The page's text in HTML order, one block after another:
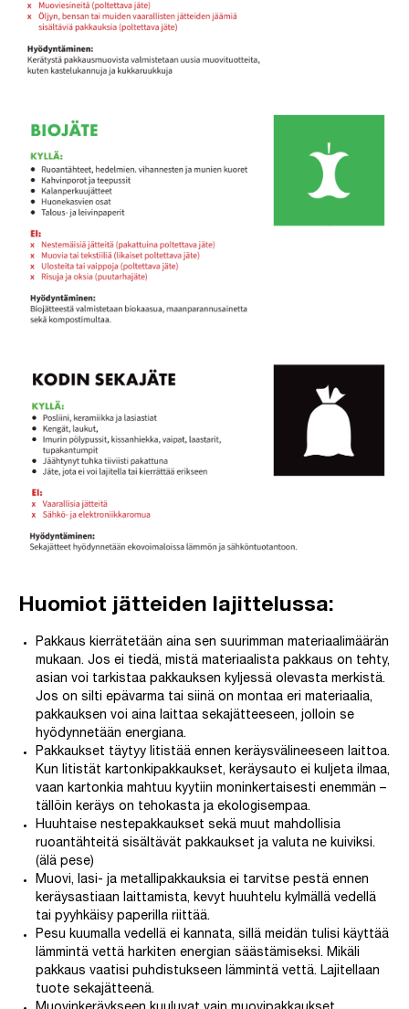
Huomiot jätteiden lajittelussa:
Pakkaus kierrätetään aina sen suurimman materiaalimäärän
mukaan. Jos ei tiedä, mistä materiaalista pakkaus on tehty,
asian voi tarkistaa pakkauksen kyljessä olevasta merkistä.
Jos on silti epävarma tai siinä on montaa eri materiaalia,
pakkauksen voi aina laittaa sekajätteeseen, jolloin se
hyödynnetään energiana.
Pakkaukset täytyy litistää ennen keräysvälineeseen laittoa.
Kun litistät kartonkipakkaukset, keräysauto ei kuljeta ilmaa,
vaan kartonkia mahtuu kyytiin moninkertaisesti enemmän –
tällöin keräys on tehokasta ja ekologisempaa.
Huuhtaise nestepakkaukset sekä muut mahdollisia
ruoantähteitä sisältävät pakkaukset ja valuta ne kuiviksi.
(älä pese)
Muovi, lasi- ja metallipakkauksia ei tarvitse pestä ennen
keräysastiaan laittamista, kevyt huuhtelu kylmällä vedellä
tai pyyhkäisy paperilla riittää.
Pesu kuumalla vedellä ei kannata, sillä meidän tulisi käyttää
lämmintä vettä harkiten energian säästämiseksi. Mikäli
pakkaus vaatisi puhdistukseen lämmintä vettä. Lajitellaan
tuote sekajätteenä.